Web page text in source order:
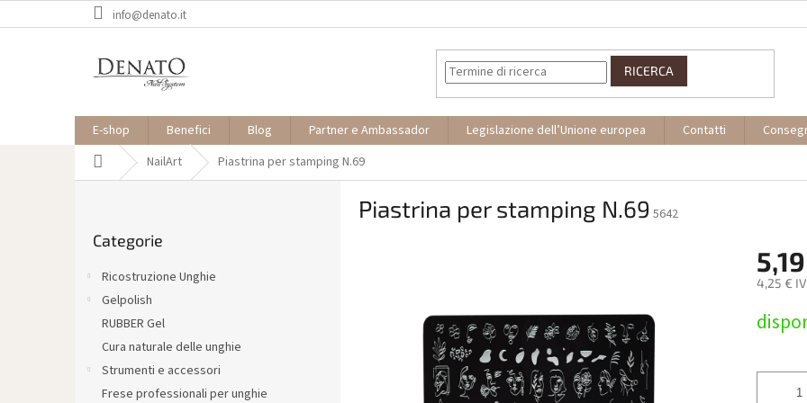
al
info@denato.it
RICERCA
E-shop Benefici Blog Partner e Ambassador Legislazione dell’Unione europea Contatti
Casa NailArt Piastrina per stamping N.69
le
Categorie
Ricostruzione Unghie
Gelpolish
RUBBER Gel
Cura naturale delle unghie
Strumenti e accessori
Frese professionali per unghie
Piastrina per stamping N.69 5642
4,25 €
della